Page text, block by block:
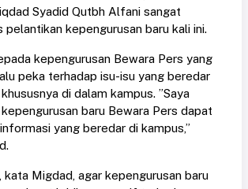
Syadid Qutbh Alfani sangat
pelantikan kepengurusan baru kali ini.
kepengurusan Bewara Pers yang
peka terhadap isu-isu yang beredar
di dalam kampus. ”Saya
baru Bewara Pers dapat
yang beredar di kampus,”
kata Migdad, agar kepengurusan baru